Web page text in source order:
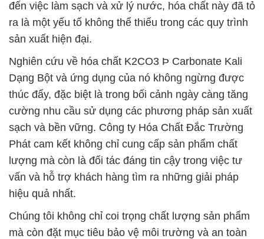
đến việc làm sạch và xử lý nước, hóa chất này đã tỏ
ra là một yếu tố không thể thiếu trong các quy trình
sản xuất hiện đại.
Nghiên cứu về hóa chất K2CO3 Þ Carbonate Kali
Dạng Bột và ứng dụng của nó không ngừng được
thúc đẩy, đặc biệt là trong bối cảnh ngày càng tăng
cường nhu cầu sử dụng các phương pháp sản xuất
sạch và bền vững. Công ty Hóa Chất Đắc Trường
Phát cam kết không chỉ cung cấp sản phẩm chất
lượng mà còn là đối tác đáng tin cậy trong việc tư
vấn và hỗ trợ khách hàng tìm ra những giải pháp
hiệu quả nhất.
Chúng tôi không chỉ coi trọng chất lượng sản phẩm
mà còn đặt mục tiêu bảo vệ môi trường và an toàn